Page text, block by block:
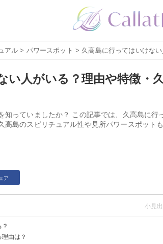
アル > パワースポット > 久高島に行ってはいけな
い人がいる？理由や特徴・
知っていましたか？ この記事では、久高島に行
高島のスピリチュアル性や見所パワースポット
ア
由は？